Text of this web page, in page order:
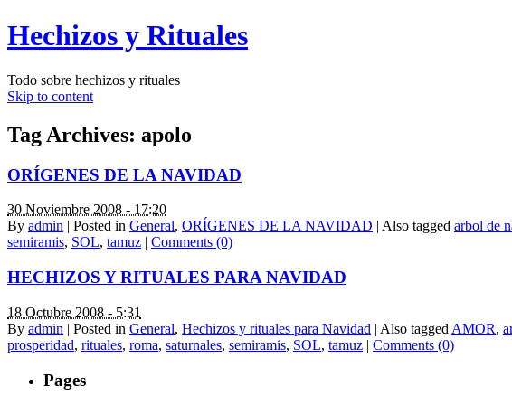
Hechizos y Rituales
Todo sobre hechizos y rituales
Skip to content
Tag Archives: apolo
ORÍGENES DE LA NAVIDAD
30 Noviembre 2008 - 17:20
By admin | Posted in General, ORÍGENES DE LA NAVIDAD | Also tagged arbol de
semiramis, SOL, tamuz | Comments (0)
HECHIZOS Y RITUALES PARA NAVIDAD
18 Octubre 2008 - 5:31
By admin | Posted in General, Hechizos y rituales para Navidad | Also tagged AMOR,
prosperidad, rituales, roma, saturnales, semiramis, SOL, tamuz | Comments (0)
Pages